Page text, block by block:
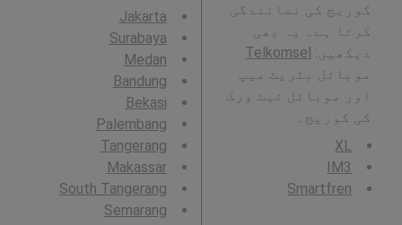
کوریج کی نمائندگی
کرتا ہے۔ یہ بھی
دیکھیں: Telkomsel
موبائل بٹریٹ میپ
اور موبائل نیٹ ورک
کی کوریج۔
XL
IM3
Smartfren
Jakarta
Surabaya
Medan
Bandung
Bekasi
Palembang
Tangerang
Makassar
South Tangerang
Semarang